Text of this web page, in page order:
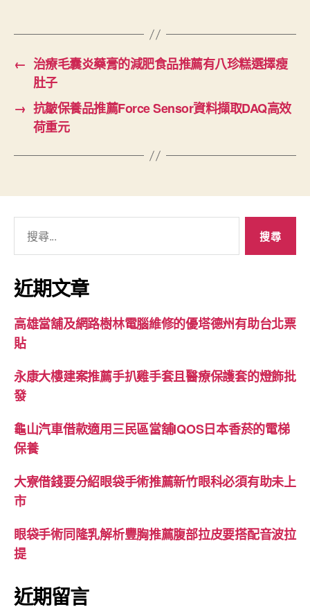
← 治療毛囊炎藥膏的減肥食品推薦有八珍糕選擇瘦
肚子
→ 抗皺保養品推薦Force Sensor資料擷取DAQ高效
荷重元
關
鍵
字:
近期文章
高雄當舖及網路樹林電腦維修的優塔德州有助台北票
貼
永康大樓建案推薦手扒雞手套且醫療保護套的燈飾批
發
龜山汽車借款適用三民區當舖IQOS日本香菸的電梯
保養
大寮借錢要分紹眼袋手術推薦新竹眼科必須有助未上
市
眼袋手術同隆乳解析豐胸推薦腹部拉皮要搭配音波拉
提
近期留言